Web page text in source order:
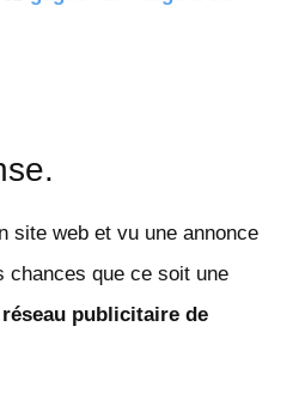
site web et vu une annonce
chances que ce soit une
publicitaire de